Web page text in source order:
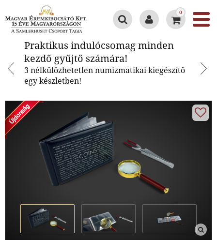
0
Praktikus indulócsomag minden
kezdő gyűjtő számára!
3 nélkülözhetetlen numizmatikai kiegészítő
egy készletben!
Praktikus indulócsomag minden
kezdő gyűjtő számára!